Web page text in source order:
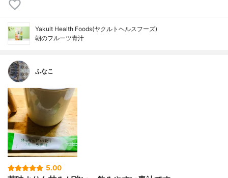
Yakult Health Foods(ヤクルトヘルスフーズ)
朝のフルーツ青汁
ふなこ
5.00